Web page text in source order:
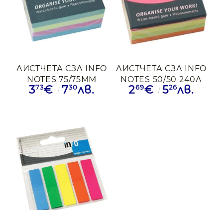
ЛИСТЧЕТА СЗЛ INFO
NOTES 75/75ММ
400Л 4ЦВ ПАСТЕЛ
373€ 730лв.
ЛИСТЧЕТА СЗЛ INFO
NOTES 50/50 240Л
4ЦВх60БР НЕОН
269€ 526лв.